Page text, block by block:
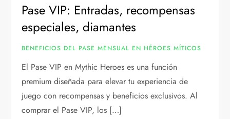
Pase VIP: Entradas, recompensas
especiales, diamantes
BENEFICIOS DEL PASE MENSUAL EN HÉROES MÍTICOS
El Pase VIP en Mythic Heroes es una función
premium diseñada para elevar tu experiencia de
juego con recompensas y beneficios exclusivos. Al
comprar el Pase VIP, los […]